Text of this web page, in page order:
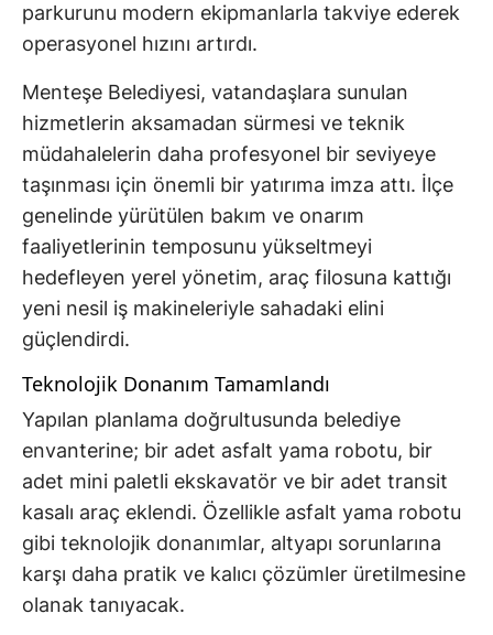
parkurunu modern ekipmanlarla takviye ederek
operasyonel hızını artırdı.
Menteşe Belediyesi, vatandaşlara sunulan
hizmetlerin aksamadan sürmesi ve teknik
müdahalelerin daha profesyonel bir seviyeye
taşınması için önemli bir yatırıma imza attı. İlçe
genelinde yürütülen bakım ve onarım
faaliyetlerinin temposunu yükseltmeyi
hedefleyen yerel yönetim, araç filosuna kattığı
yeni nesil iş makineleriyle sahadaki elini
güçlendirdi.
Teknolojik Donanım Tamamlandı
Yapılan planlama doğrultusunda belediye
envanterine; bir adet asfalt yama robotu, bir
adet mini paletli ekskavatör ve bir adet transit
kasalı araç eklendi. Özellikle asfalt yama robotu
gibi teknolojik donanımlar, altyapı sorunlarına
karşı daha pratik ve kalıcı çözümler üretilmesine
olanak tanıyacak.